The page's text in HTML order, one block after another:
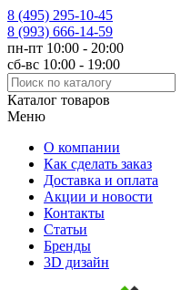
8 (495) 295-10-45
8 (993) 666-14-59
пн-пт 10:00 - 20:00
сб-вс 10:00 - 19:00
Каталог товаров
Меню
О компании
Как сделать заказ
Доставка и оплата
Акции и новости
Контакты
Статьи
Бренды
3D дизайн